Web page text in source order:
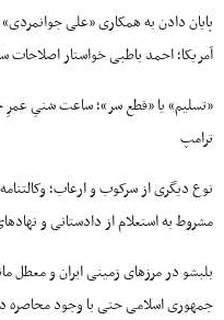
پایان دادن به همکاری «علی
آمریکا؛ احمد باطبی خواستار اصلاحات
«تسلیم» یا «قطع سر»؛ ساعت شنیِ
ترامپ
نوع دیگری از سرکوب و ارعاب؛
مشروط به استعلام از دادستانی و
بلبشو در مرزهای زمینی ایران و معطل
جمهوری اسلامی حتی با وجود محاصره